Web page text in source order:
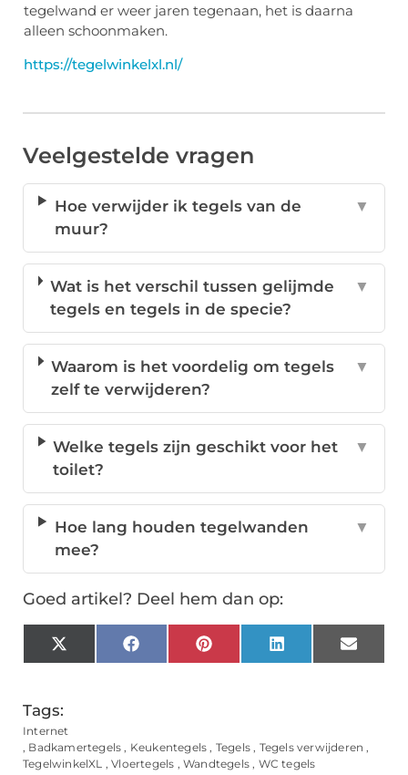
tegelwand er weer jaren tegenaan, het is daarna
alleen schoonmaken.
https://tegelwinkelxl.nl/
Veelgestelde vragen
Hoe verwijder ik tegels van de
muur?
▼
Wat is het verschil tussen gelijmde
tegels en tegels in de specie?
▼
Waarom is het voordelig om tegels
zelf te verwijderen?
▼
Welke tegels zijn geschikt voor het
toilet?
▼
Hoe lang houden tegelwanden
mee?
▼
Goed artikel? Deel hem dan op:
X
(Twitter)
FacebookPinterestLinkedInEmail
Tags:
Internet
, Badkamertegels , Keukentegels , Tegels , Tegels verwijderen ,
TegelwinkelXL ,Vloertegels ,Wandtegels , WC tegels